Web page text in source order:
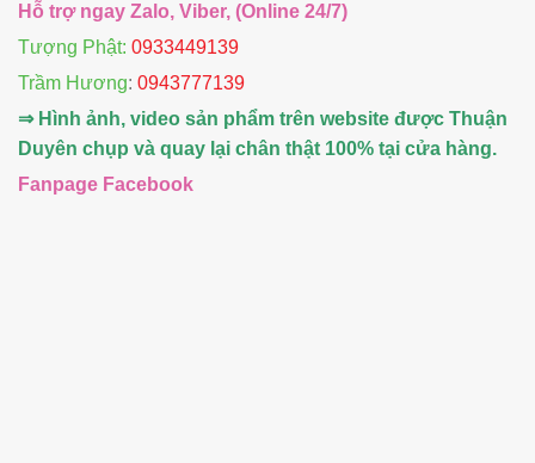
Hỗ trợ ngay Zalo, Viber, (Online 24/7)
Tượng Phật: 0933449139
Trầm Hương: 0943777139
⇒ Hình ảnh, video sản phẩm trên website được Thuận
Duyên chụp và quay lại chân thật 100% tại cửa hàng.
Fanpage Facebook